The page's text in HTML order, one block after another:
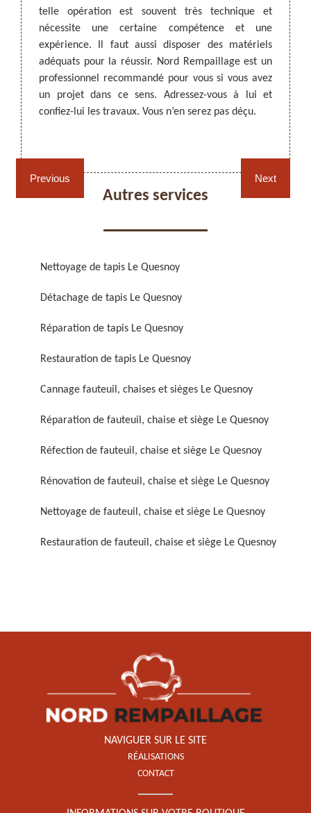
Cannage fauteuil, chaises
Réparation de fauteuil,
Réfection de fauteuil,
chaise et siège 59
chaise et siège 59
Restauration de fauteuil,
Previous
à la
très
telle opération est souvent très technique et
nécessite une certaine compétence et une
expérience. Il faut aussi disposer des matériels
adéquats pour la réussir. Nord Rempaillage est un
professionnel recommandé pour vous si vous avez
un projet dans ce sens. Adressez-vous à lui et
confiez-lui les travaux. Vous n’en serez pas déçu.
est
à
Next
Autres services
Nettoyage de tapis Le Quesnoy
Détachage de tapis Le Quesnoy
Réparation de tapis Le Quesnoy
Restauration de tapis Le Quesnoy
Cannage fauteuil, chaises et sièges Le Quesnoy
Réparation de fauteuil, chaise et siège Le Quesnoy
Réfection de fauteuil, chaise et siège Le Quesnoy
Rénovation de fauteuil, chaise et siège Le Quesnoy
Nettoyage de fauteuil, chaise et siège Le Quesnoy
Restauration de fauteuil, chaise et siège Le Quesnoy
NAVIGUER SUR LE SITE
RÉALISATIONS
CONTACT